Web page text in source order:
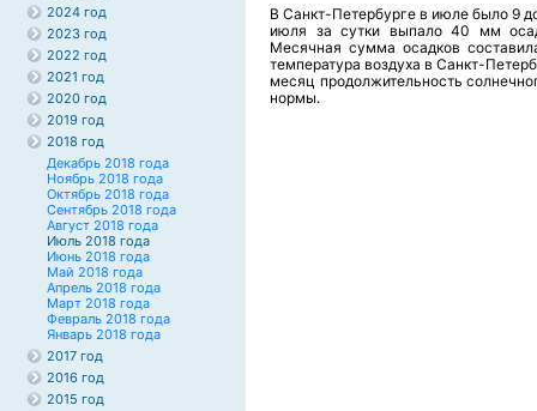
2024 год
2023 год
2022 год
2021 год
2020 год
2019 год
2018 год
Декабрь 2018 года
Ноябрь 2018 года
Октябрь 2018 года
Сентябрь 2018 года
Август 2018 года
Июль 2018 года
Июнь 2018 года
Май 2018 года
Апрель 2018 года
Март 2018 года
Февраль 2018 года
Январь 2018 года
2017 год
2016 год
2015 год
В Санкт-Петербурге в июле было 9
июля за сутки выпало 40 мм
Месячная сумма осадков
температура воздуха в Санкт-
месяц продолжительность
нормы.